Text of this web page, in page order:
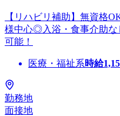
【リハビリ補助】無資格
様中心◎入浴・食事介助
可能！
医療・福祉系時給
勤務地
面接地